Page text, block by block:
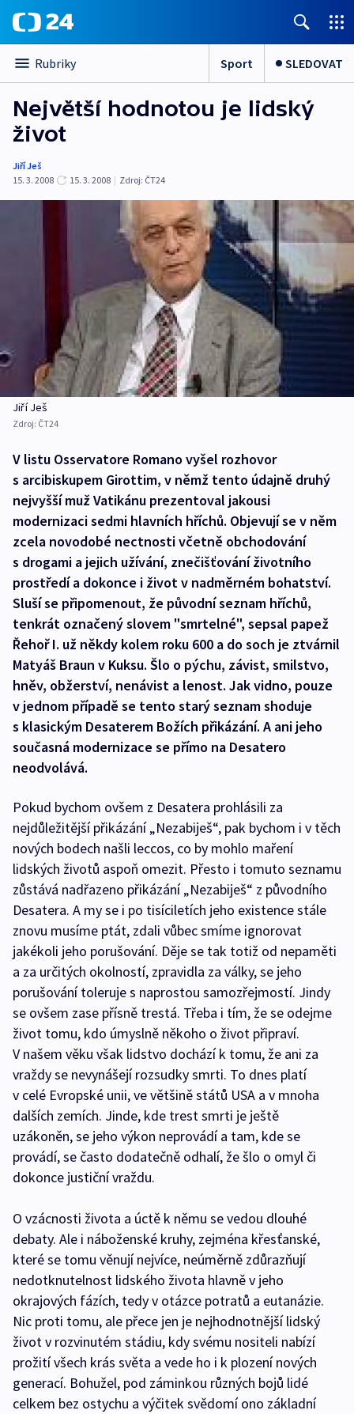
Rubriky Sport SLEDOVAT
Největší hodnotou je lidský
život
Jiří Ješ
15. 3. 2008
15. 3. 2008 | Zdroj: ČT24
Jiří Ješ
Zdroj: ČT24
V listu Osservatore Romano vyšel rozhovor
s arcibiskupem Girottim, v němž tento údajně druhý
nejvyšší muž Vatikánu prezentoval jakousi
modernizaci sedmi hlavních hříchů. Objevují se v něm
zcela novodobé nectnosti včetně obchodování
s drogami a jejich užívání, znečišťování životního
prostředí a dokonce i život v nadměrném bohatství.
Sluší se připomenout, že původní seznam hříchů,
tenkrát označený slovem "smrtelné", sepsal papež
Řehoř I. už někdy kolem roku 600 a do soch je ztvárnil
Matyáš Braun v Kuksu. Šlo o pýchu, závist, smilstvo,
hněv, obžerství, nenávist a lenost. Jak vidno, pouze
v jednom případě se tento starý seznam shoduje
s klasickým Desaterem Božích přikázání. A ani jeho
současná modernizace se přímo na Desatero
neodvolává.
Pokud bychom ovšem z Desatera prohlásili za
nejdůležitější přikázání „Nezabiješ“, pak bychom i v těch
nových bodech našli leccos, co by mohlo maření
lidských životů aspoň omezit. Přesto i tomuto seznamu
zůstává nadřazeno přikázání „Nezabiješ“ z původního
Desatera. A my se i po tisíciletích jeho existence stále
znovu musíme ptát, zdali vůbec smíme ignorovat
jakékoli jeho porušování. Děje se tak totiž od nepaměti
a za určitých okolností, zpravidla za války, se jeho
porušování toleruje s naprostou samozřejmostí. Jindy
se ovšem zase přísně trestá. Třeba i tím, že se odejme
život tomu, kdo úmyslně někoho o život připraví.
V našem věku však lidstvo dochází k tomu, že ani za
vraždy se nevynášejí rozsudky smrti. To dnes platí
v celé Evropské unii, ve většině států USA a v mnoha
dalších zemích. Jinde, kde trest smrti je ještě
uzákoněn, se jeho výkon neprovádí a tam, kde se
provádí, se často dodatečně odhalí, že šlo o omyl či
dokonce justiční vraždu.
O vzácnosti života a úctě k němu se vedou dlouhé
debaty. Ale i náboženské kruhy, zejména křesťanské,
které se tomu věnují nejvíce, neúměrně zdůrazňují
nedotknutelnost lidského života hlavně v jeho
okrajových fázích, tedy v otázce potratů a eutanázie.
Nic proti tomu, ale přece jen je nejhodnotnější lidský
život v rozvinutém stádiu, kdy svému nositeli nabízí
prožití všech krás světa a vede ho i k plození nových
generací. Bohužel, pod záminkou různých bojů lidé
celkem bez ostychu a výčitek svědomí ono základní